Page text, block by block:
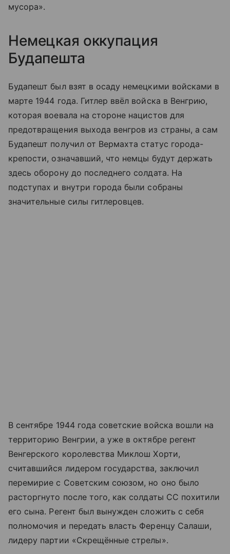
мусора».
Немецкая оккупация
Будапешта
Будапешт был взят в осаду немецкими войсками в
марте 1944 года. Гитлер ввёл войска в Венгрию,
которая воевала на стороне нацистов для
предотвращения выхода венгров из страны, а сам
Будапешт получил от Вермахта статус города-
крепости, означавший, что немцы будут держать
здесь оборону до последнего солдата. На
подступах и внутри города были собраны
значительные силы гитлеровцев.
В сентябре 1944 года советские войска вошли на
территорию Венгрии, а уже в октябре регент
Венгерского королевства Миклош Хорти,
считавшийся лидером государства, заключил
перемирие с Советским союзом, но оно было
расторгнуто после того, как солдаты СС похитили
его сына. Регент был вынужден сложить с себя
полномочия и передать власть Ференцу Салаши,
лидеру партии «Скрещённые стрелы».